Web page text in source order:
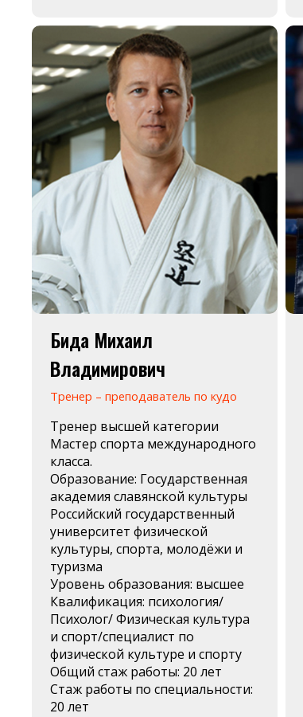
Бида Михаил
Владимирович
Тренер – преподаватель по кудо
Тренер высшей категории
Мастер спорта международного
класса.
Образование: Государственная
академия славянской культуры
Российский государственный
университет физической
культуры, спорта, молодёжи и
туризма
Уровень образования: высшее
Квалификация: психология/
Психолог/ Физическая культура
и спорт/специалист по
физической культуре и спорту
Общий стаж работы: 20 лет
Стаж работы по специальности:
20 лет